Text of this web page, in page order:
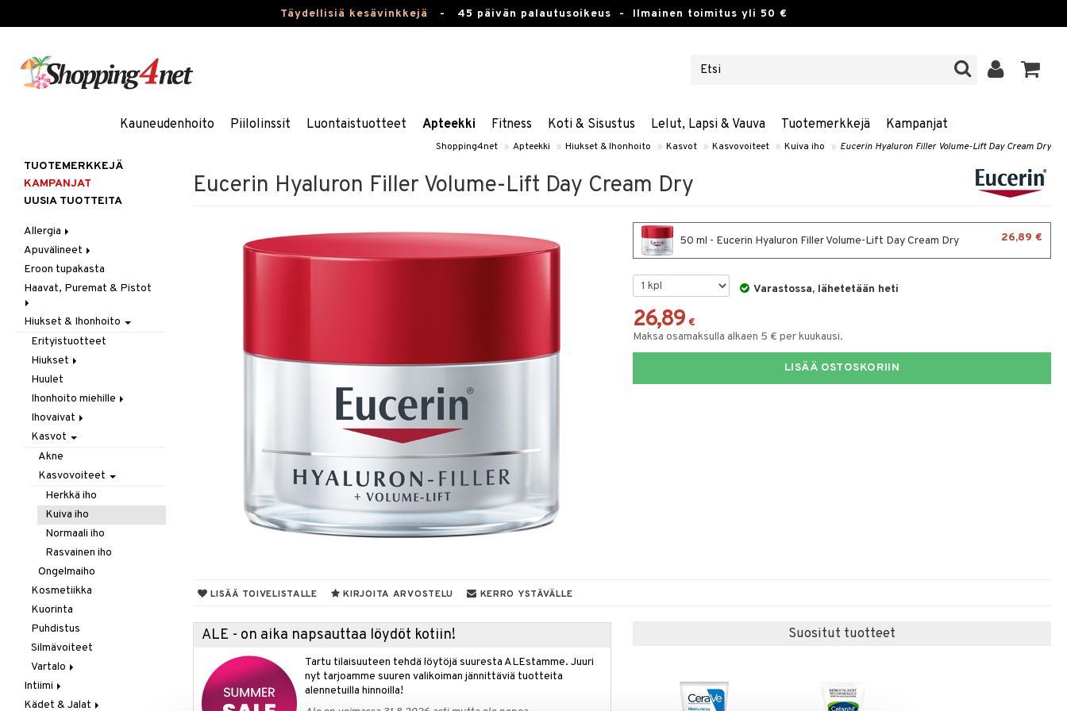
Täydellisiä kesävinkkejä - 45 päivän palautusoikeus - Ilmainen toimitus yli 50 €
Kauneudenhoito Piilolinssit Luontaistuotteet Apteekki Fitness Koti & Sisustus Lelut, Lapsi & Vauva Tuotemerkkejä Kampanjat
Shopping4net » Apteekki » Hiukset & Ihonhoito » Kasvot » Kasvovoiteet » Kuiva iho » Eucerin Hyaluron Filler Volume-Lift Day Cream Dry
Eucerin Hyaluron Filler Volume-Lift Day Cream Dry
50 ml - Eucerin Hyaluron Filler Volume-Lift Day Cream Dry 26,89 €
Varastossa, lähetetään heti
26,89 €
Maksa osamaksulla alkaen 5 € per kuukausi.
LISÄÄ OSTOSKORIIN
LISÄÄ TOIVELISTALLE KIRJOITA ARVOSTELU KERRO YSTÄVÄLLE
ALE - on aika napsauttaa löydöt kotiin!
Tartu tilaisuuteen tehdä löytöjä suuresta ALEstamme. Juuri
nyt tarjoamme suuren valikoiman jännittäviä tuotteita
alennetuilla hinnoilla!
Suositut tuotteet
TUOTEMERKKEJÄ
KAMPANJAT
UUSIA TUOTTEITA
Allergia
Nenäsuihkeet
Silmätipat
Apuvälineet
Hygienia
Kävely & Seisominen
Saa kiinni & Ylety
Eroon tupakasta
Haavat, Puremat & Pistot
Ensiapu
Haavat
Laastarit & Teipit
Puremat / Pistokset
Verenvuoto
Hiukset & Ihonhoito
Erityistuotteet
Hiukset
Hilse
Hiusten oheneminen
Karvojen poisto
Shamppoo & Hoitoaine
Hoitoaine
Shamppoo
Täit
Huulet
Ihonhoito miehille
Parranajo / Sheivaus
Puhdistus
Ihovaivat
Akne
Ekseema
Kuiva iho
Ongelmaiho
Kasvot
Akne
Kasvovoiteet
Herkkä iho
Kuiva iho
Normaali iho
Rasvainen iho
Ongelmaiho
Kosmetiikka
Kuorinta
Puhdistus
Silmävoiteet
Vartalo
Deodorantit
Intiimihygienia
Intiimi
Ehkäisyvälineet
Kädet & Jalat